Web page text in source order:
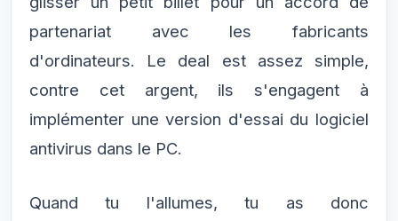
partenariat avec les fabricants
d'ordinateurs. Le deal est assez simple,
contre cet argent, ils s'engagent à
implémenter une version d'essai du logiciel
antivirus dans le PC.
Quand tu l'allumes, tu as donc